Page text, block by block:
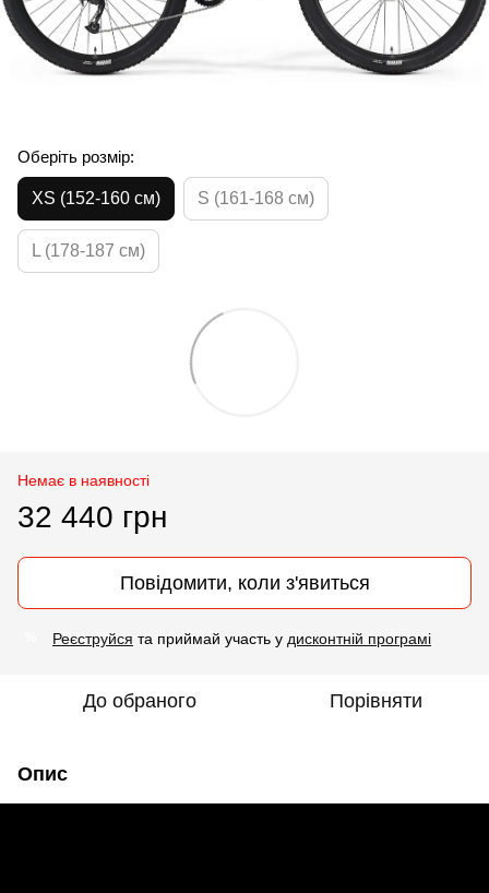
Оберіть розмір:
XS (152-160 см) S (161-168 см)
L (178-187 см)
Немає в наявності
32 440 грн
Повідомити, коли з'явиться
Реєструйся та приймай участь у дисконтній програмі
До обраного Порівняти
Опис